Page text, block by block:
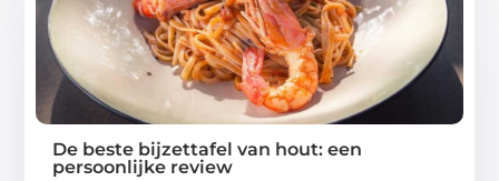
De beste bijzettafel van hout: een
persoonlijke review